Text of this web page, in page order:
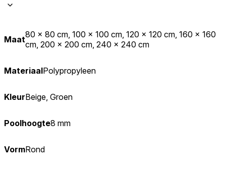
Maat80 x 80 cm, 100 x 100 cm, 120 x 120 cm, 160 x 160
cm, 200 x 200 cm, 240 x 240 cm
MateriaalPolypropyleen
KleurBeige, Groen
Poolhoogte8 mm
VormRond